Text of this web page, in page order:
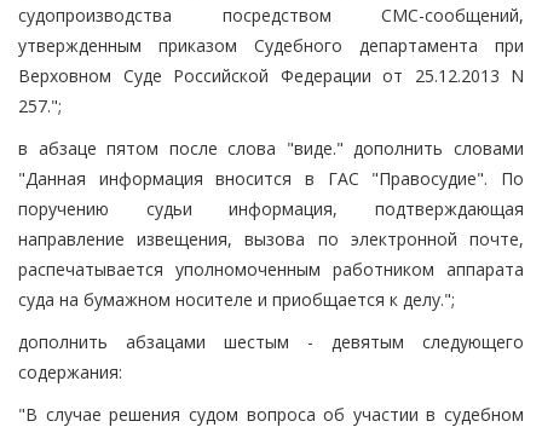
судопроизводства посредством СМС-сообщений,
утвержденным приказом Судебного департамента при
Верховном Суде Российской Федерации от 25.12.2013 N
257.";
в абзаце пятом после слова "виде." дополнить словами
"Данная информация вносится в ГАС "Правосудие". По
поручению судьи информация, подтверждающая
направление извещения, вызова по электронной почте,
распечатывается уполномоченным работником аппарата
суда на бумажном носителе и приобщается к делу.";
дополнить абзацами шестым - девятым следующего
содержания:
"В случае решения судом вопроса об участии в судебном